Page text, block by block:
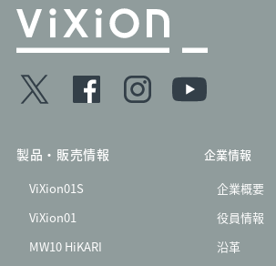
製品・販売情報
ViXion01S
ViXion01
MW10 HiKARI
企業情報
企業概要
役員情報
沿革